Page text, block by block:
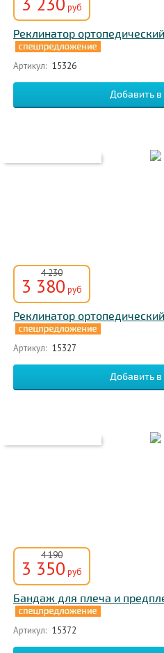
руб
Реклинатор
Артикул: 15326
4 230
3 380 руб
Реклинатор
Артикул: 15327
4 190
3 350 руб
Бандаж для плеча и
Артикул: 15372